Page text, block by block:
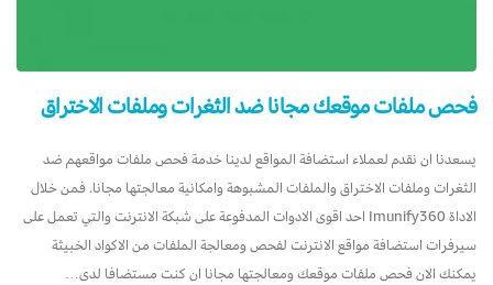
فحص ملفات موقعك مجانا ضد الثغرات وملفات الاختراق
يسعدنا ان نقدم لعملاء استضافة المواقع لدينا خدمة فحص ملفات مواقعهم ضد
الثغرات وملفات الاختراق والملفات المشبوهة وامكانية معالجتها مجانا. فمن خلال
الاداة Imunify360 احد اقوى الادوات المدفوعة على شبكة الانترنت والتي تعمل على
سيرفرات استضافة مواقع الانترنت لفحص ومعالجة الملفات من الاكواد الخبيثة
يمكنك الان فحص ملفات موقعك ومعالجتها مجانا ان كنت مستضافا لدى…